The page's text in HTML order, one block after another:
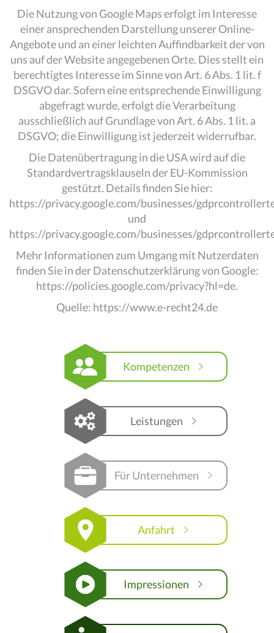
Die Nutzung von Google Maps erfolgt im Interesse
einer ansprechenden Darstellung unserer Online-
Angebote und an einer leichten Auffindbarkeit der von
uns auf der Website angegebenen Orte. Dies stellt ein
berechtigtes Interesse im Sinne von Art. 6 Abs. 1 lit. f
DSGVO dar. Sofern eine entsprechende Einwilligung
abgefragt wurde, erfolgt die Verarbeitung
ausschließlich auf Grundlage von Art. 6 Abs. 1 lit. a
DSGVO; die Einwilligung ist jederzeit widerrufbar.
Die Datenübertragung in die USA wird auf die
Standardvertragsklauseln der EU-Kommission
gestützt. Details finden Sie hier:
https://privacy.google.com/businesses/
und
https://privacy.google.com/businesses/
Mehr Informationen zum Umgang mit Nutzerdaten
finden Sie in der Datenschutzerklärung von Google:
https://policies.google.com/privacy?hl=de.
Quelle: https://www.e-recht24.de
Kompetenzen
Leistungen
Für Unternehmen
Anfahrt
Impressionen